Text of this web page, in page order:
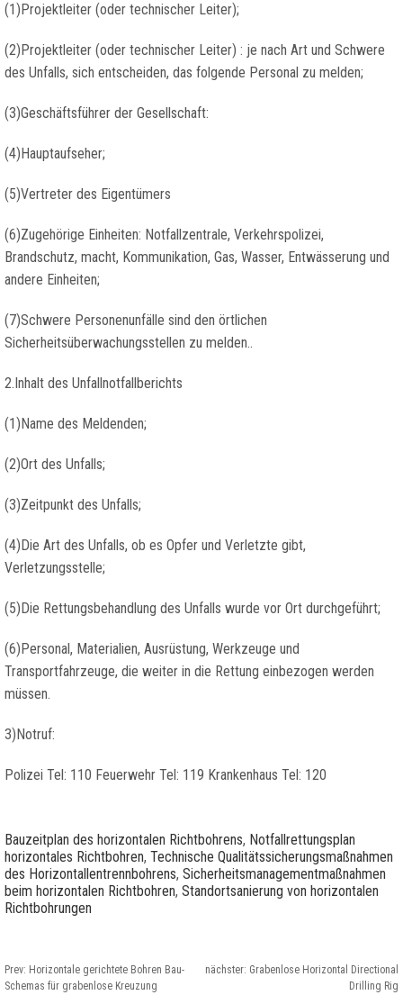
(1)Projektleiter (oder technischer Leiter);
(2)Projektleiter (oder technischer Leiter) : je nach Art und Schwere
des Unfalls, sich entscheiden, das folgende Personal zu melden;
(3)Geschäftsführer der Gesellschaft:
(4)Hauptaufseher;
(5)Vertreter des Eigentümers
(6)Zugehörige Einheiten: Notfallzentrale, Verkehrspolizei,
Brandschutz, macht, Kommunikation, Gas, Wasser, Entwässerung und
andere Einheiten;
(7)Schwere Personenunfälle sind den örtlichen
Sicherheitsüberwachungsstellen zu melden..
2.Inhalt des Unfallnotfallberichts
(1)Name des Meldenden;
(2)Ort des Unfalls;
(3)Zeitpunkt des Unfalls;
(4)Die Art des Unfalls, ob es Opfer und Verletzte gibt,
Verletzungsstelle;
(5)Die Rettungsbehandlung des Unfalls wurde vor Ort durchgeführt;
(6)Personal, Materialien, Ausrüstung, Werkzeuge und
Transportfahrzeuge, die weiter in die Rettung einbezogen werden
müssen.
3)Notruf:
Polizei Tel: 110 Feuerwehr Tel: 119 Krankenhaus Tel: 120
Bauzeitplan des horizontalen Richtbohrens, Notfallrettungsplan
horizontales Richtbohren, Technische Qualitätssicherungsmaßnahmen
des Horizontallentrennbohrens, Sicherheitsmanagementmaßnahmen
beim horizontalen Richtbohren, Standortsanierung von horizontalen
Richtbohrungen
Prev: Horizontale gerichtete Bohren Bau-
Schemas für grabenlose Kreuzung
nächster: Grabenlose Horizontal Directional
Drilling Rig